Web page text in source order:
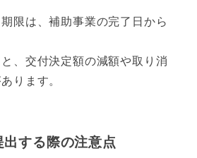
限は、補助事業の完了日から
、交付決定額の減額や取り消
ります。
する際の注意点